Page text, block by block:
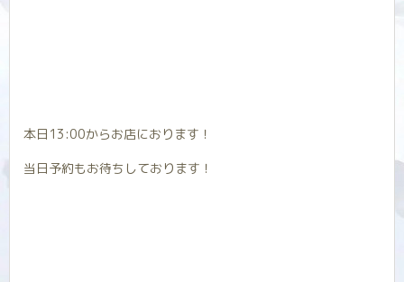
本日13:00からお店におります！
当日予約もお待ちしております！